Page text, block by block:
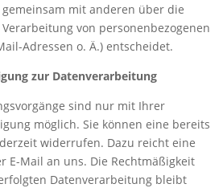
mit anderen über die
von personenbezogenen
Adressen o. Ä.) entscheidet.
zur Datenverarbeitung
sind nur mit Ihrer
möglich. Sie können eine bereits
widerrufen. Dazu reicht eine
E-Mail an uns. Die Rechtmäßigkeit
Datenverarbeitung bleibt